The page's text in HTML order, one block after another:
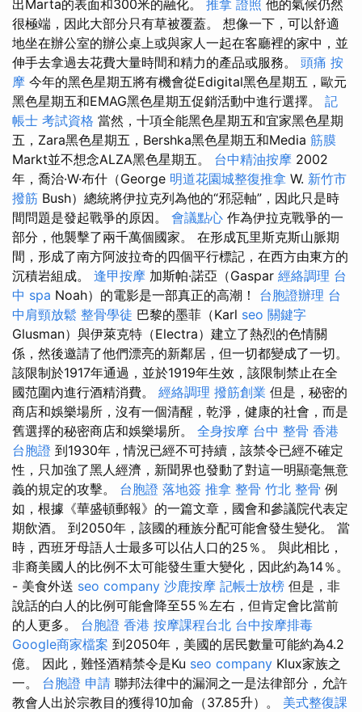
出Marta的表面和300米的融化。 推拿 證照 他的氣候仍然
很極端，因此大部分只有草被覆蓋。 想像一下，可以舒適
地坐在辦公室的辦公桌上或與家人一起在客廳裡的家中，並
伸手去拿過去花費大量時間和精力的產品或服務。 頭痛 按
摩 今年的黑色星期五將有機會從Edigital黑色星期五，歐元
黑色星期五和EMAG黑色星期五促銷活動中進行選擇。 記
帳士 考試資格 當然，十項全能黑色星期五和宜家黑色星期
五，Zara黑色星期五，Bershka黑色星期五和Media 筋膜
Markt並不想念ALZA黑色星期五。 台中精油按摩 2002
年，喬治·W·布什（George 明道花園城整復推拿 W. 新竹市
撥筋 Bush）總統將伊拉克列為他的“邪惡軸”，因此只是時
間問題是發起戰爭的原因。 會議點心 作為伊拉克戰爭的一
部分，他襲擊了兩千萬個國家。 在形成瓦里斯克斯山脈期
間，形成了南方阿波拉奇的四個平行標記，在西方由東方的
沉積岩組成。 逢甲按摩 加斯帕·諾亞（Gaspar 經絡調理 台
中 spa Noah）的電影是一部真正的高潮！ 台胞證辦理 台
中肩頸放鬆 整骨學徒 巴黎的墨菲（Karl seo 關鍵字
Glusman）與伊萊克特（Electra）建立了熱烈的色情關
係，然後邀請了他們漂亮的新鄰居，但一切都變成了一切。
該限制於1917年通過，並於1919年生效，該限制禁止在全
國范圍內進行酒精消費。 經絡調理 撥筋創業 但是，秘密的
商店和娛樂場所，沒有一個清醒，乾淨，健康的社會，而是
舊選擇的秘密商店和娛樂場所。 全身按摩 台中 整骨 香港
台胞證 到1930年，情況已經不可持續，該禁令已經不確定
性，只加強了黑人經濟，新聞界也發動了對這一明顯毫無意
義的規定的攻擊。 台胞證 落地簽 推拿 整骨 竹北 整骨 例
如，根據《華盛頓郵報》的一篇文章，國會和參議院代表定
期飲酒。 到2050年，該國的種族分配可能會發生變化。 當
時，西班牙母語人士最多可以佔人口的25％。 與此相比，
非裔美國人的比例不太可能發生重大變化，因此約為14％。
- 美食外送 seo company 沙鹿按摩 記帳士放榜 但是，非
說話的白人的比例可能會降至55％左右，但肯定會比當前
的人更多。 台胞證 香港 按摩課程台北 台中按摩排毒
Google商家檔案 到2050年，美國的居民數量可能約為4.2
億。 因此，難怪酒精禁令是Ku seo company Klux家族之
一。 台胞證 申請 聯邦法律中的漏洞之一是法律部分，允許
教會人出於宗教目的獲得10加侖（37.85升）。 美式整復課